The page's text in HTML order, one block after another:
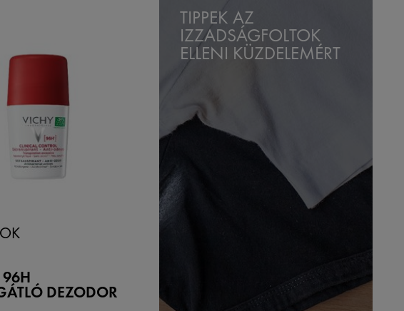
96H
DEZODOR
TIPPEK AZ
IZZADSÁGFOLTOK
ELLENI KÜZDELEMÉRT